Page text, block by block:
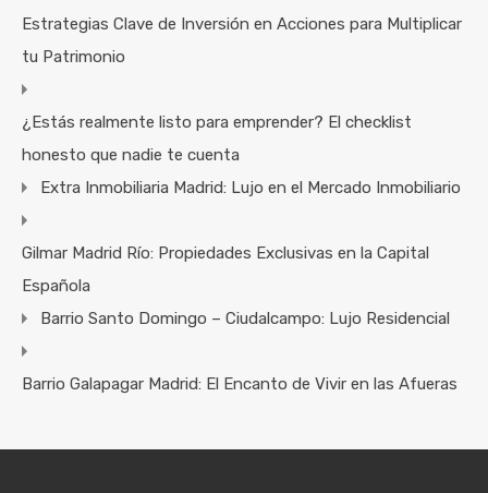
Estrategias Clave de Inversión en Acciones para Multiplicar
tu Patrimonio
¿Estás realmente listo para emprender? El checklist
honesto que nadie te cuenta
Extra Inmobiliaria Madrid: Lujo en el Mercado Inmobiliario
Gilmar Madrid Río: Propiedades Exclusivas en la Capital
Española
Barrio Santo Domingo – Ciudalcampo: Lujo Residencial
Barrio Galapagar Madrid: El Encanto de Vivir en las Afueras